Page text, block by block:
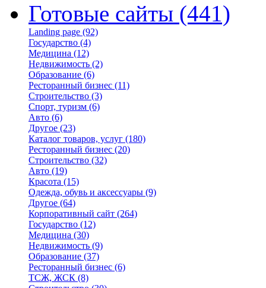
Готовые сайты (441)
Landing page (92)
Государство (4)
Медицина (12)
Недвижимость (2)
Образование (6)
Ресторанный бизнес (11)
Строительство (3)
Спорт, туризм (6)
Авто (6)
Другое (23)
Каталог товаров, услуг (180)
Ресторанный бизнес (20)
Строительство (32)
Авто (19)
Красота (15)
Одежда, обувь и аксессуары (9)
Другое (64)
Корпоративный сайт (264)
Государство (12)
Медицина (30)
Недвижимость (9)
Образование (37)
Ресторанный бизнес (6)
ТСЖ, ЖСК (8)